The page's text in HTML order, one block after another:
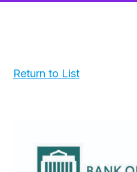
Return to List